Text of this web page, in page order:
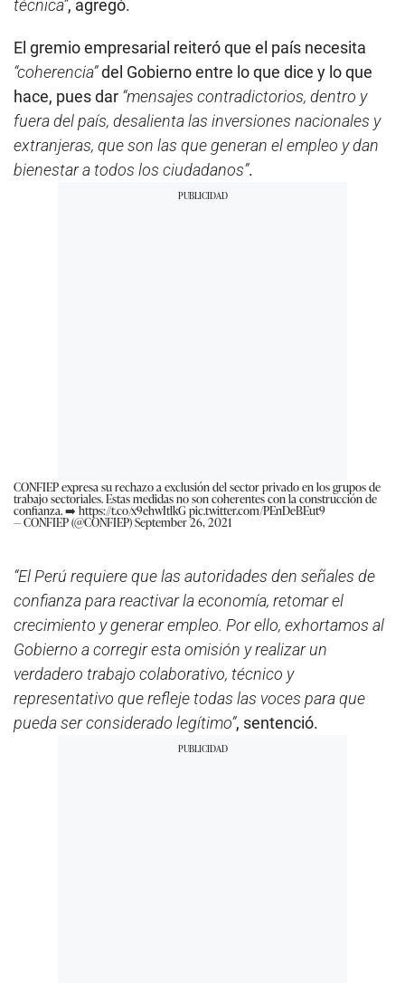
técnica”, agregó.
El gremio empresarial reiteró que el país necesita
“coherencia”del Gobierno entre lo que dice y lo que
hace, pues dar “mensajes contradictorios, dentro y
fuera del país, desalienta las inversiones nacionales y
extranjeras, que son las que generan el empleo y dan
bienestar a todos los ciudadanos”.
CONFIEP expresa su rechazo a exclusión del sector privado en los grupos de
trabajo sectoriales. Estas medidas no son coherentes con la construcción de
confianza. ➡️ https://t.co/x9ehwItlkGpic.twitter.com/PEnDeBEut9
— CONFIEP (@CONFIEP)September 26, 2021
“El Perú requiere que las autoridades den señales de
confianza para reactivar la economía, retomar el
crecimiento y generar empleo. Por ello, exhortamos al
Gobierno a corregir esta omisión y realizar un
verdadero trabajo colaborativo, técnico y
representativo que refleje todas las voces para que
pueda ser considerado legítimo”, sentenció.